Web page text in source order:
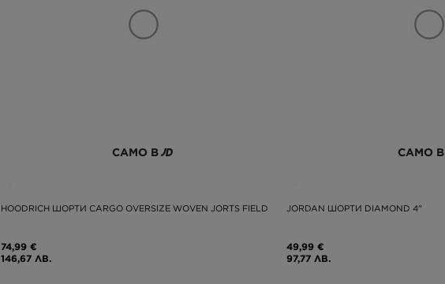
САМО В
HOODRICH ШОРТИ CARGO OVERSIZE WOVEN JORTS FIELD
74,99 €
146,67 ЛВ.
САМО В
JORDAN ШОРТИ DIAMOND 4"
49,99 €
97,77 ЛВ.